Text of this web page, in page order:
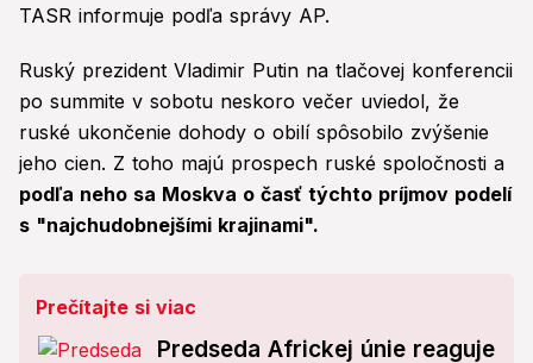
TASR informuje podľa správy AP.
Ruský prezident Vladimir Putin na tlačovej konferencii
po summite v sobotu neskoro večer uviedol, že
ruské ukončenie dohody o obilí spôsobilo zvýšenie
jeho cien. Z toho majú prospech ruské spoločnosti a
podľa neho sa Moskva o časť týchto príjmov podelí
s "najchudobnejšími krajinami".
Prečítajte si viac
Predseda Africkej únie reaguje